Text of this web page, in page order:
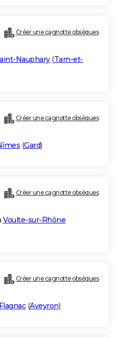
Créer une cagnotte obsèques
Nauphary(Tarn-et-
Créer une cagnotte obsèques
(Gard)
Créer une cagnotte obsèques
Voulte-sur-Rhône
Créer une cagnotte obsèques
Flagnac(Aveyron)